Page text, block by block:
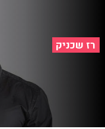
רז שכניק